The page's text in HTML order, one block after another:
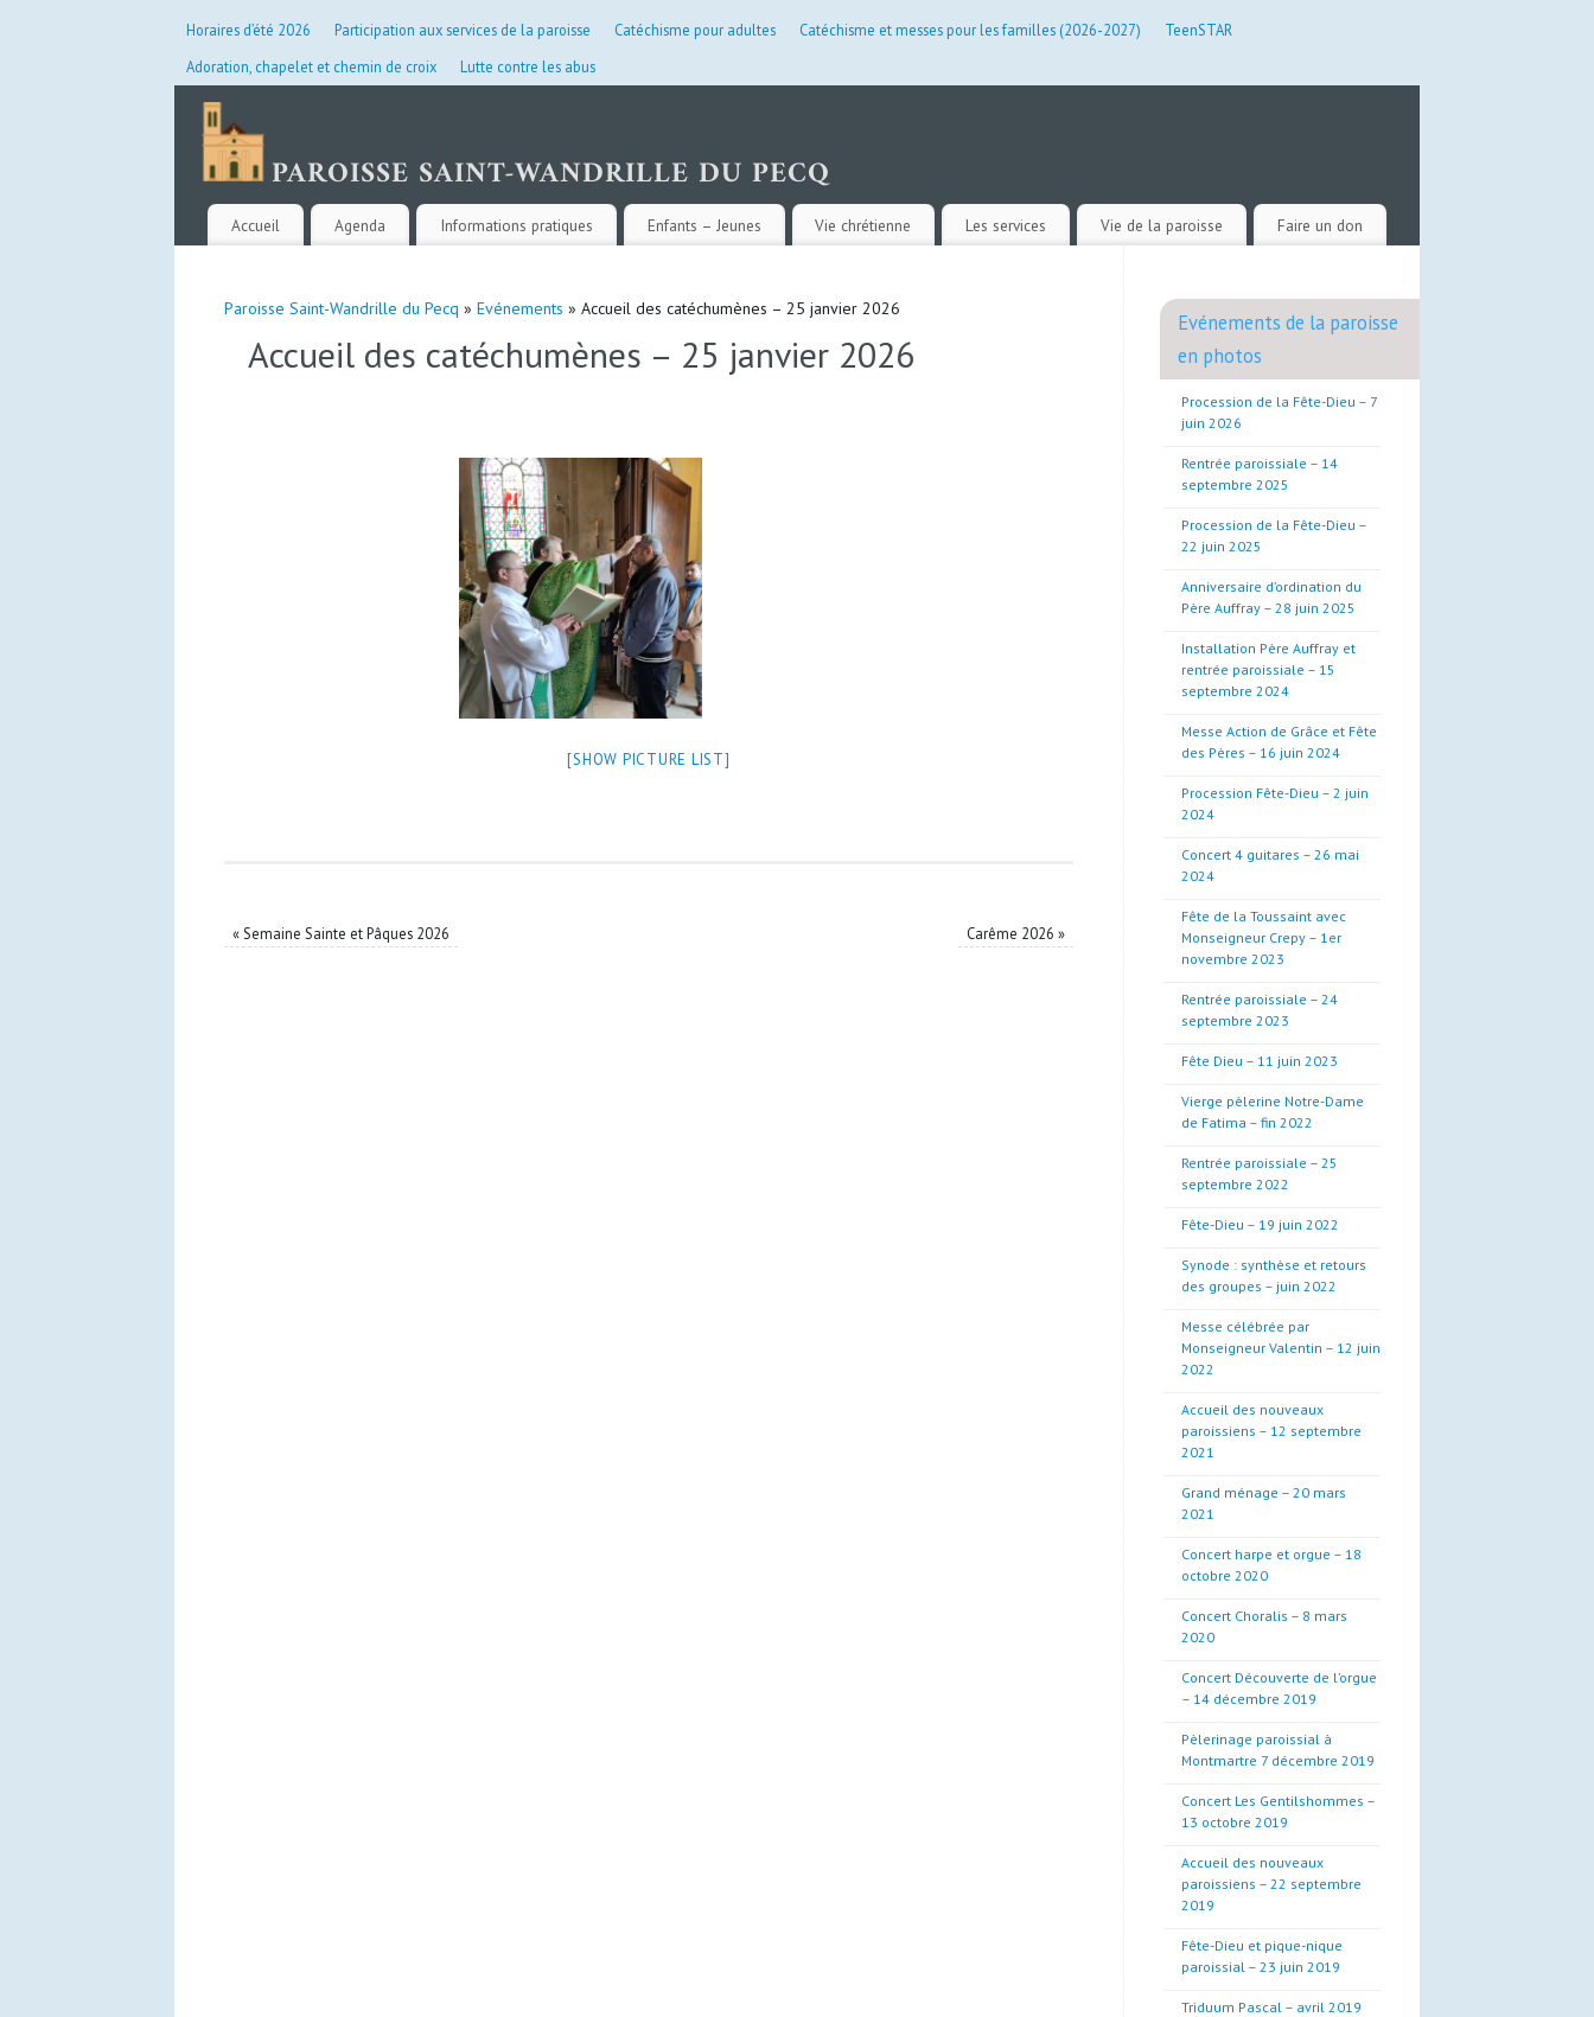
Horaires d’été 2026 Participation aux services de la paroisse Catéchisme pour adultes Catéchisme et messes pour les familles (2026-2027)
TeenSTAR
Adoration, chapelet et chemin de croix
Lutte contre les abus
Accueil Agenda Informations pratiques Enfants – Jeunes Vie chrétienne Les services Vie de la paroisse Faire un don
Paroisse Saint-Wandrille du Pecq » Evénements » Accueil des catéchumènes – 25 janvier 2026
Accueil des catéchumènes – 25 janvier 2026
[SHOW PICTURE LIST]
« Semaine Sainte et Pâques 2026 Carême 2026 »
Evénements de la paroisse
en photos
Procession de la Fête-Dieu – 7
juin 2026
Rentrée paroissiale – 14
septembre 2025
Procession de la Fête-Dieu –
22 juin 2025
Anniversaire d’ordination du
Père Auffray – 28 juin 2025
Installation Père Auffray et
rentrée paroissiale – 15
septembre 2024
Messe Action de Grâce et Fête
des Pères – 16 juin 2024
Procession Fête-Dieu – 2 juin
2024
Concert 4 guitares – 26 mai
2024
Fête de la Toussaint avec
Monseigneur Crepy – 1er
novembre 2023
Rentrée paroissiale – 24
septembre 2023
Fête Dieu – 11 juin 2023
Vierge pèlerine Notre-Dame
de Fatima – fin 2022
Rentrée paroissiale – 25
septembre 2022
Fête-Dieu – 19 juin 2022
Synode : synthèse et retours
des groupes – juin 2022
Messe célébrée par
Monseigneur Valentin – 12 juin
2022
Accueil des nouveaux
paroissiens – 12 septembre
2021
Grand ménage – 20 mars
2021
Concert harpe et orgue – 18
octobre 2020
Concert Choralis – 8 mars
2020
Concert Découverte de l’orgue
– 14 décembre 2019
Pèlerinage paroissial à
Montmartre 7 décembre 2019
Concert Les Gentilshommes –
13 octobre 2019
Accueil des nouveaux
paroissiens – 22 septembre
2019
Fête-Dieu et pique-nique
paroissial – 23 juin 2019
Triduum Pascal – avril 2019